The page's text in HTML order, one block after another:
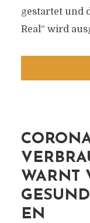
gestartet und
Real“ wird
WARNT
EN